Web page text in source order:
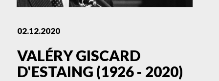
02.12.2020
VALÉRY GISCARD
D'ESTAING (1926 - 2020)